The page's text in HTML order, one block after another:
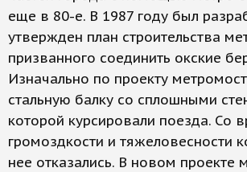
еще в 80-е. В 1987 году был
утвержден план строительства
призванного соединить окские
Изначально по проекту
стальную балку со сплошными
которой курсировали поезда. Со
громоздкости и тяжеловесности
нее отказались. В новом проекте